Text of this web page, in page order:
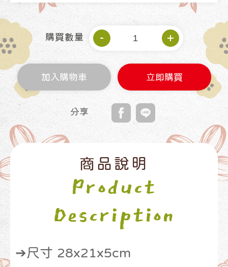
購買數量
加入購物車 立即購買
分享
商品說明
Product
Description
➔尺寸 28x21x5cm